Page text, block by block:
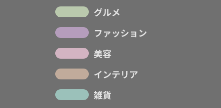
グルメ
ファッション
美容
インテリア
雑貨